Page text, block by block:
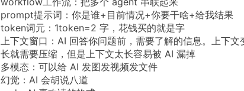
prompt提示词：你是谁+目前情况+你要干啥+给我结果
token词元：1token=2 字，花钱买的就是字
上下文窗口：AI 回答你问题前，需要了解的信息。上下文
长就需要压缩，但是上下文太长容易被 AI 漏掉
多模态：可以给 AI 发图发视频发文件
幻觉：AI 会胡说八道